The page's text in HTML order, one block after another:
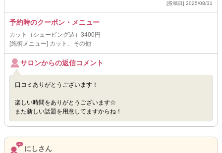
[投稿日] 2025/08/31
予約時のクーポン・メニュー
カット（シェービング込）3400円
[施術メニュー] カット、その他
サロンからの返信コメント
口コミありがとうございます！
楽しい時間をありがとうございます☆
また新しい話題を用意してますからね！
にしさん